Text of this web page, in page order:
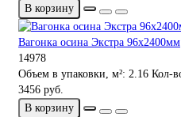
В корзину
Вагонка осина Экстра 96х2400мм
14978
Объем в упаковки, м²: 2.16 Кол-
3456 руб.
В корзину